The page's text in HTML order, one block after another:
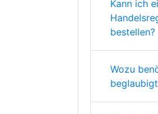
Kann ich
bestellen?
Wozu